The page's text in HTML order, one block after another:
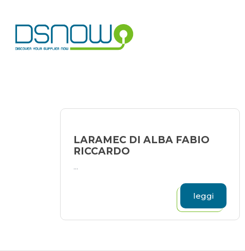
content
LARAMEC DI ALBA FABIO
RICCARDO
...
leggi